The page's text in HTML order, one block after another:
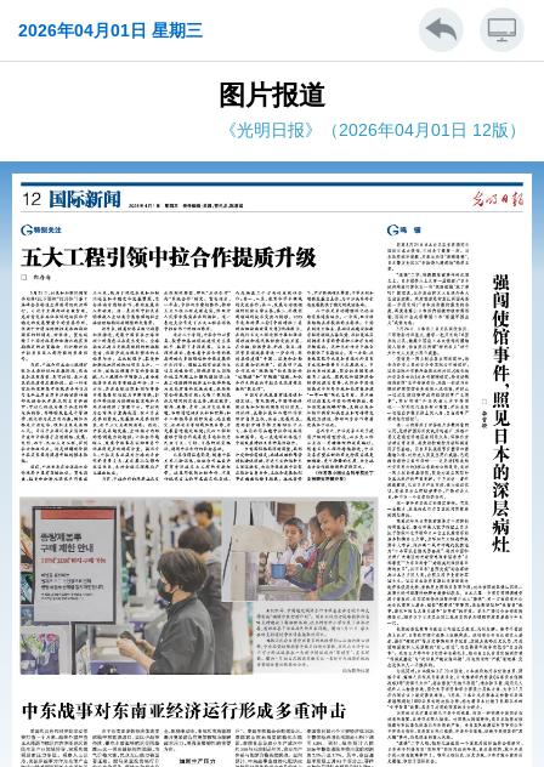
2026年04月01日 星期三
图片报道
《光明日报》（2026年04月01日 12版）